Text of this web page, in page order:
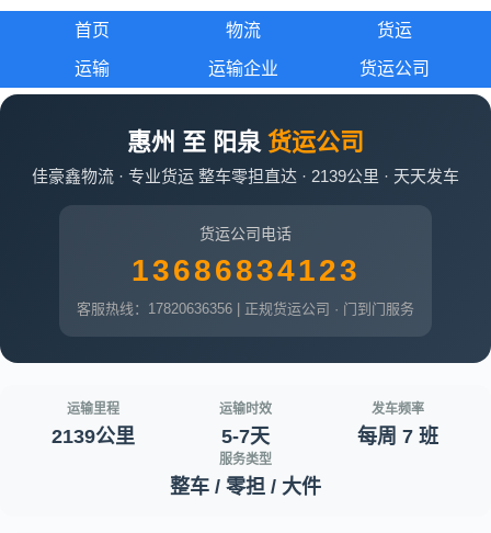
首页 物流 货运
运输 运输企业 货运公司
惠州 至 阳泉 货运公司
佳豪鑫物流 · 专业货运 整车零担直达 · 2139公里 · 天天发车
货运公司电话
13686834123
客服热线：17820636356 | 正规货运公司 · 门到门服务
运输里程
2139公里
运输时效
5-7天
发车频率
每周 7 班
服务类型
整车 / 零担 / 大件